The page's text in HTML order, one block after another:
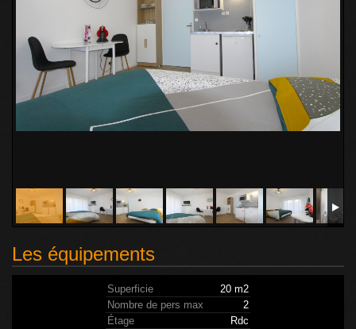
Les équipements
Superficie
20 m2
Nombre de pers max
2
Étage
Rdc